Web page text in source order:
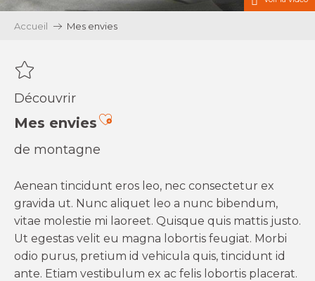
Accueil Mes envies
Découvrir
Mes enviesAjouter aux favoris
de montagne
Aenean tincidunt eros leo, nec consectetur ex
gravida ut. Nunc aliquet leo a nunc bibendum,
vitae molestie mi laoreet. Quisque quis mattis justo.
Ut egestas velit eu magna lobortis feugiat. Morbi
odio purus, pretium id vehicula quis, tincidunt id
ante. Etiam vestibulum ex ac felis lobortis placerat.